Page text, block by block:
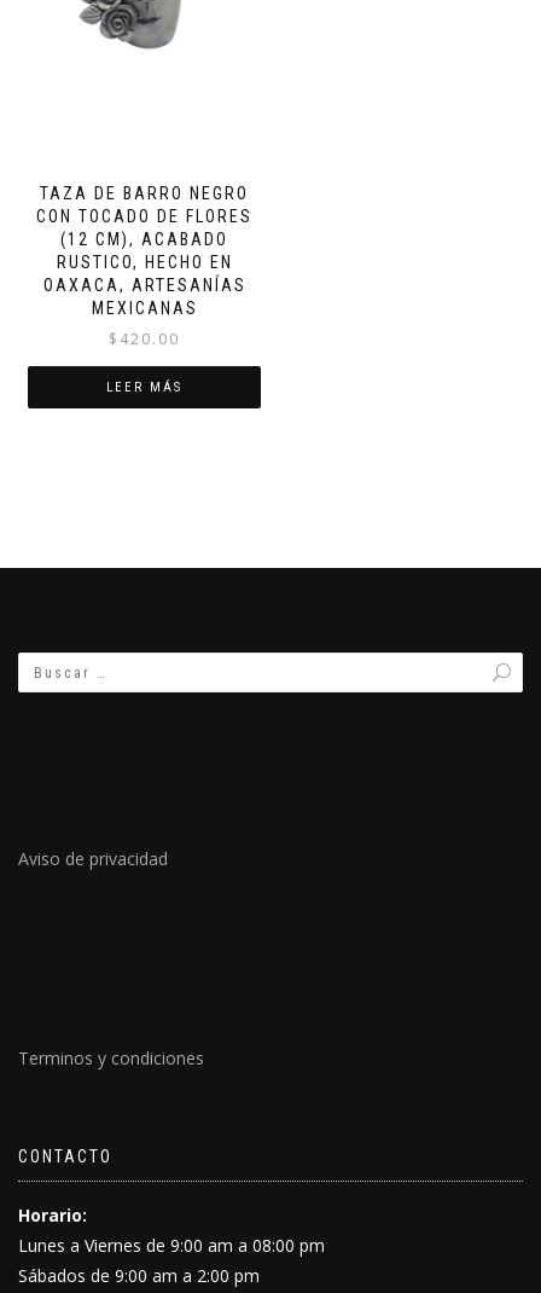
TAZA DE BARRO NEGRO
CON TOCADO DE FLORES
(12 CM), ACABADO
RUSTICO, HECHO EN
OAXACA, ARTESANÍAS
MEXICANAS
$ 420.00
LEER MÁS
Aviso de privacidad
Terminos y condiciones
CONTACTO
Horario:
Lunes a Viernes de 9:00 am a 08:00 pm
Sábados de 9:00 am a 2:00 pm